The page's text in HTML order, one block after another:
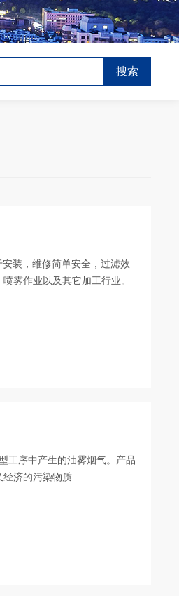
装，维修简单安全，过滤效
雾作业以及其它加工行业。
工序中产生的油雾烟气。产品
经济的污染物质